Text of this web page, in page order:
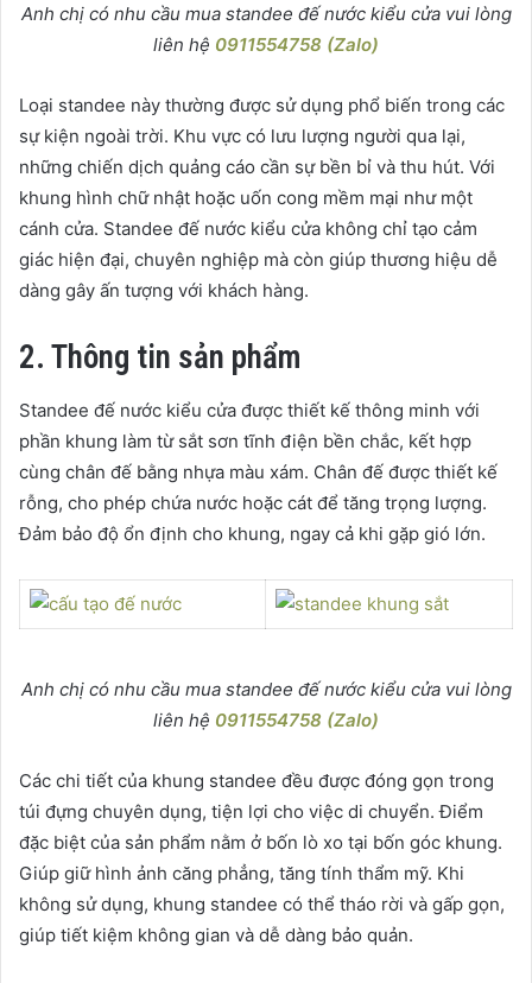
Anh chị có nhu cầu mua standee đế nước kiểu cửa vui lòng
liên hệ 0911554758 (Zalo)
Loại standee này thường được sử dụng phổ biến trong các
sự kiện ngoài trời. Khu vực có lưu lượng người qua lại,
những chiến dịch quảng cáo cần sự bền bỉ và thu hút. Với
khung hình chữ nhật hoặc uốn cong mềm mại như một
cánh cửa. Standee đế nước kiểu cửa không chỉ tạo cảm
giác hiện đại, chuyên nghiệp mà còn giúp thương hiệu dễ
dàng gây ấn tượng với khách hàng.
2. Thông tin sản phẩm
Standee đế nước kiểu cửa được thiết kế thông minh với
phần khung làm từ sắt sơn tĩnh điện bền chắc, kết hợp
cùng chân đế bằng nhựa màu xám. Chân đế được thiết kế
rỗng, cho phép chứa nước hoặc cát để tăng trọng lượng.
Đảm bảo độ ổn định cho khung, ngay cả khi gặp gió lớn.
Anh chị có nhu cầu mua standee đế nước kiểu cửa vui lòng
liên hệ 0911554758 (Zalo)
Các chi tiết của khung standee đều được đóng gọn trong
túi đựng chuyên dụng, tiện lợi cho việc di chuyển. Điểm
đặc biệt của sản phẩm nằm ở bốn lò xo tại bốn góc khung.
Giúp giữ hình ảnh căng phẳng, tăng tính thẩm mỹ. Khi
không sử dụng, khung standee có thể tháo rời và gấp gọn,
giúp tiết kiệm không gian và dễ dàng bảo quản.